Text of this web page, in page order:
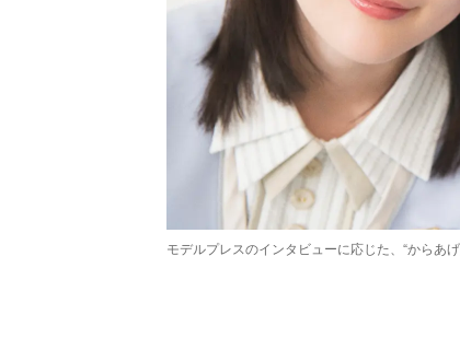
モデルプレスのインタビューに応じた、“からあ